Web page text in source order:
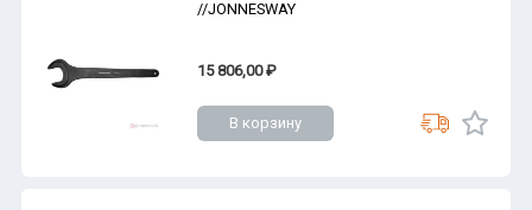
//JONNESWAY
15 806,00 ₽
В корзину